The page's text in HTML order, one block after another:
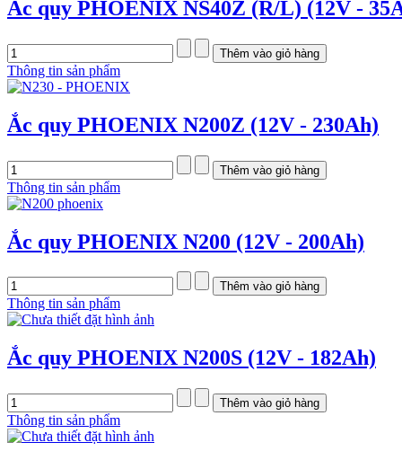
Ắc quy PHOENIX NS40Z (R/L) (12V -
Thông tin sản phẩm
Ắc quy PHOENIX N200Z (12V - 230Ah)
Thông tin sản phẩm
Ắc quy PHOENIX N200 (12V - 200Ah)
Thông tin sản phẩm
Ắc quy PHOENIX N200S (12V - 182Ah)
Thông tin sản phẩm